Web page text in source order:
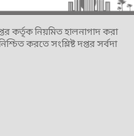
কর্তৃক নিয়মিত হালনাগাদ করা
করতে সংশ্লিষ্ট দপ্তর সর্বদা